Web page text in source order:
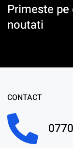
Primeste
noutati
CONTACT